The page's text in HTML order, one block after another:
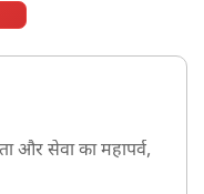
और सेवा का महापर्व,